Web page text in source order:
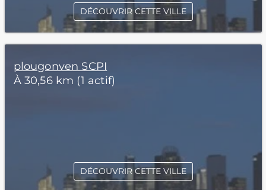
DÉCOUVRIR CETTE VILLE
plougonven SCPI
À 30,56 km (1 actif)
DÉCOUVRIR CETTE VILLE